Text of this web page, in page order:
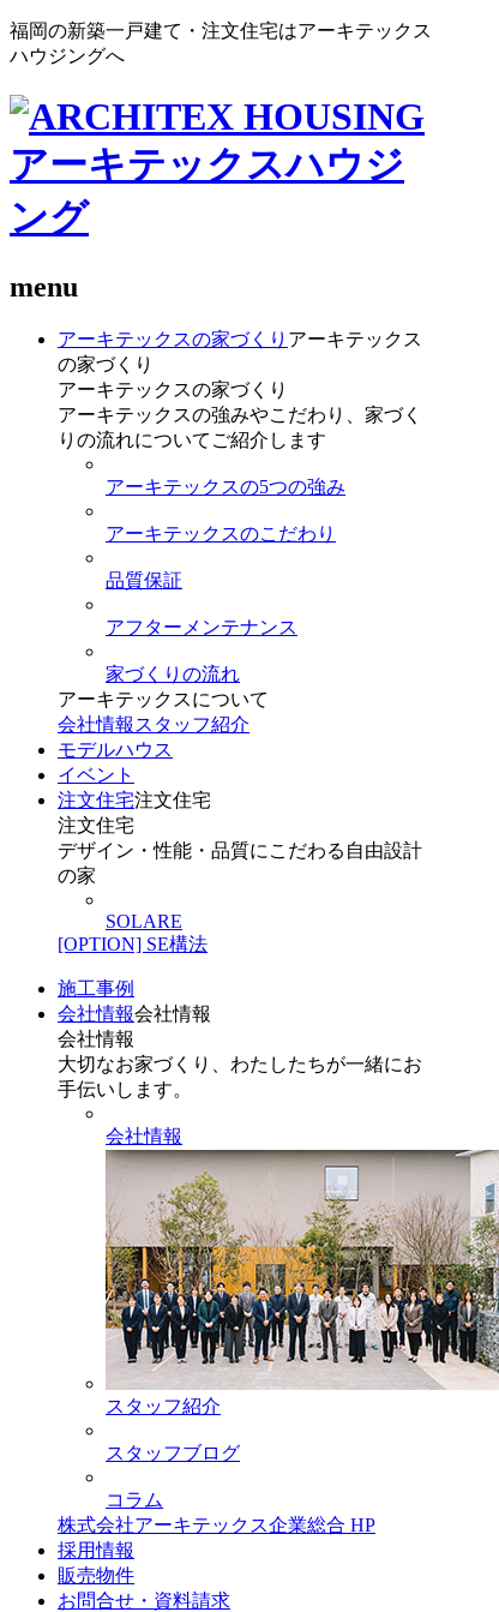
福岡の新築一戸建て・注文住宅はアーキテックス
ハウジングへ
menu
アーキテックスの家づくり アーキテックス
の家づくり
アーキテックスの家づくり
アーキテックスの強みやこだわり、家づく
りの流れについてご紹介します
アーキテックスの5つの強み
アーキテックスのこだわり
品質保証
アフターメンテナンス
家づくりの流れ
アーキテックスについて
会社情報 スタッフ紹介
モデルハウス
イベント
注文住宅注文住宅
注文住宅
デザイン・性能・品質にこだわる自由設計
の家
SOLARE
[OPTION] SE構法
施工事例
会社情報会社情報
会社情報
大切なお家づくり、わたしたちが一緒にお
手伝いします。
会社情報
スタッフ紹介
スタッフブログ
コラム
株式会社アーキテックス企業総合 HP
採用情報
販売物件
お問合せ・資料請求